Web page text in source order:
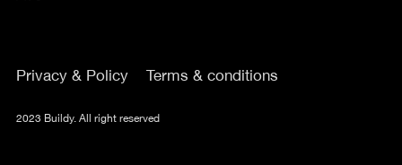
Privacy & Policy Terms & conditions
2023 Buildy. All right reserved